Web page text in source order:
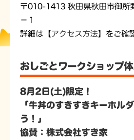
〒010-1413 秋田県秋田市御所
−１
詳細は【アクセス方法】をご確
おしごとワークショップ
8月2日(土)限定！
「牛丼のすきすきキーホル
う！」
協賛：株式会社すき家